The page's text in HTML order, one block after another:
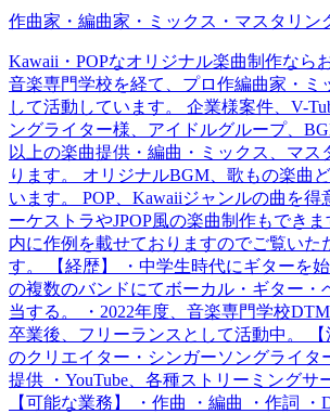
作曲家・編曲家・ミックス・マスタリン
Kawaii・POPなオリジナル楽曲制作なら
音楽専門学校を経て、プロ作編曲家・ミ
して活動しています。 企業様案件、V-
ングライター様、アイドルグループ、
以上の楽曲提供・編曲・ミックス、マス
ります。 オリジナルBGM、歌もの楽曲
います。 POP、Kawaiiジャンルの曲を得
ーケストラやJPOP風の楽曲制作もでき
内に作例を載せておりますのでご覧いた
す。 【経歴】 ・中学生時代にギターを
の複数のバンドにてボーカル・ギター・
当する。 ・2022年度、音楽専門学校
卒業後、フリーランスとして活動中。
のクリエイター・シンガーソングライタ
提供 ・YouTube、各種ストリーミングサ
【可能な業務】 ・作曲 ・編曲 ・作詞